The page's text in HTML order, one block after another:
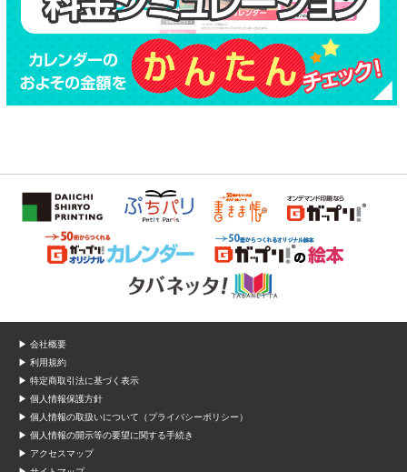
▶ 会社概要
▶ 利用規約
▶ 特定商取引法に基づく表示
▶ 個人情報保護方針
▶ 個人情報の取扱いについて（プライバシーポリシー）
▶ 個人情報の開示等の要望に関する手続き
▶ アクセスマップ